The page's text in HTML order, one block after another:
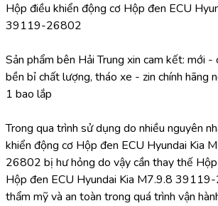
Hộp điều khiển động cơ Hộp đen ECU
39119-26802
Sản phẩm bên Hải Trung xin cam kết: mới -
bền bỉ chất lượng, tháo xe - zin chính hãng
1 bao lắp
Trong qua trình sử dụng do nhiều nguyên
khiển động cơ Hộp đen ECU Hyundai Kia
26802 bị hư hỏng do vậy cần thay thế
Hộp đen ECU Hyundai Kia M7.9.8
thẩm mỹ và an toàn trong quá trình vận